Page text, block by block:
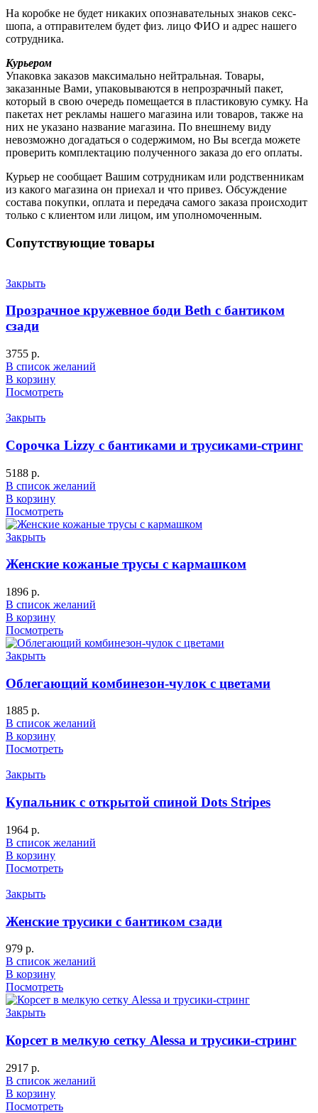
На коробке не будет никаких опознавательных знаков секс-
шопа, а отправителем будет физ. лицо ФИО и адрес нашего
сотрудника.
Курьером
Упаковка заказов максимально нейтральная. Товары,
заказанные Вами, упаковываются в непрозрачный пакет,
который в свою очередь помещается в пластиковую сумку. На
пакетах нет рекламы нашего магазина или товаров, также на
них не указано название магазина. По внешнему виду
невозможно догадаться о содержимом, но Вы всегда можете
проверить комплектацию полученного заказа до его оплаты.
Курьер не сообщает Вашим сотрудникам или родственникам
из какого магазина он приехал и что привез. Обсуждение
состава покупки, оплата и передача самого заказа происходит
только с клиентом или лицом, им уполномоченным.
Сопутствующие товары
Закрыть
Прозрачное кружевное боди Beth с бантиком
сзади
3755 р.
В список желаний
В корзину
Посмотреть
Закрыть
Сорочка Lizzy с бантиками и трусиками-стринг
5188 р.
В список желаний
В корзину
Посмотреть
Закрыть
Женские кожаные трусы с кармашком
1896 р.
В список желаний
В корзину
Посмотреть
Закрыть
Облегающий комбинезон-чулок с цветами
1885 р.
В список желаний
В корзину
Посмотреть
Закрыть
Купальник с открытой спиной Dots Stripes
1964 р.
В список желаний
В корзину
Посмотреть
Закрыть
Женские трусики с бантиком сзади
979 р.
В список желаний
В корзину
Посмотреть
Закрыть
Корсет в мелкую сетку Alessa и трусики-стринг
2917 р.
В список желаний
В корзину
Посмотреть